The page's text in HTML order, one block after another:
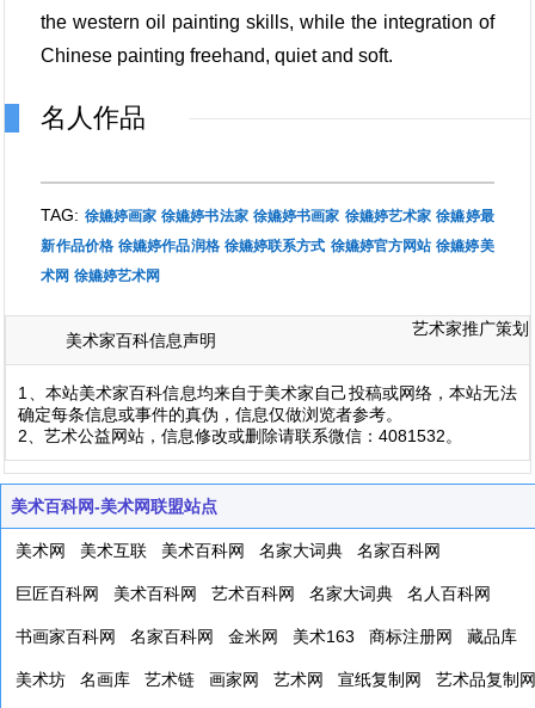
the western oil painting skills, while the integration of
Chinese painting freehand, quiet and soft.
名人作品
TAG: 徐嬿婷画家 徐嬿婷书法家 徐嬿婷书画家 徐嬿婷艺术家 徐嬿婷最
新作品价格 徐嬿婷作品润格 徐嬿婷联系方式 徐嬿婷官方网站 徐嬿婷美
术网 徐嬿婷艺术网
美术家百科信息声明
艺术家推广策划
1、本站美术家百科信息均来自于美术家自己投稿或网络，本站无法
确定每条信息或事件的真伪，信息仅做浏览者参考。
2、艺术公益网站，信息修改或删除请联系微信：4081532。
美术百科网-美术网联盟站点
美术网 美术互联 美术百科网 名家大词典 名家百科网
巨匠百科网 美术百科网 艺术百科网 名家大词典 名人百科网
书画家百科网 名家百科网 金米网 美术163 商标注册网 藏品库
美术坊 名画库 艺术链 画家网 艺术网 宣纸复制网 艺术品复制网